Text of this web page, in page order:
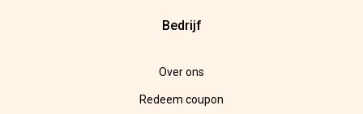
Bedrijf
Over ons
Redeem coupon